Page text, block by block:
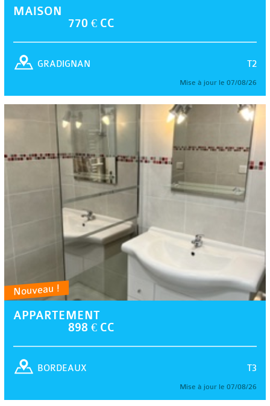
MAISON
770 € CC
T2
GRADIGNAN
Mise à jour le 07/08/26
Nouveau !
APPARTEMENT
898 € CC
T3
BORDEAUX
Mise à jour le 07/08/26